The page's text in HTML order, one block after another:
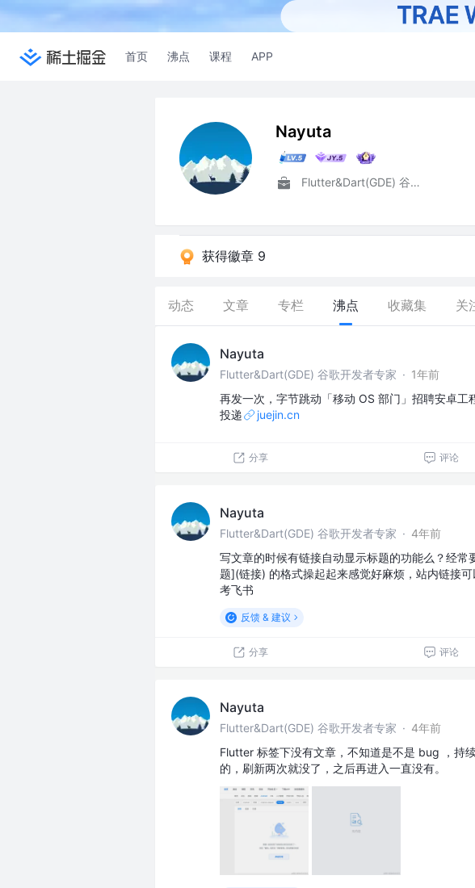
首页 沸点 课程 APP
Nayuta
Flutter&Dart(GDE) 谷歌开发者专家
获得徽章 9
动态 文章 专栏 沸点 收藏集 关
Nayuta
Flutter&Dart(GDE) 谷歌开发者专家 · 1年前
再发一次，字节跳动「移动 OS 部门」招聘安卓
投递
juejin.cn
分享 评论
Nayuta
Flutter&Dart(GDE) 谷歌开发者专家 · 4年前
写文章的时候有链接自动显示标题的功能么？经
题](链接) 的格式操起起来感觉好麻烦，站内链接
考飞书
反馈 & 建议
分享 评论
Nayuta
Flutter&Dart(GDE) 谷歌开发者专家 · 4年前
Flutter 标签下没有文章，不知道是不是 bug ，持
的，刷新两次就没了，之后再进入一直没有。